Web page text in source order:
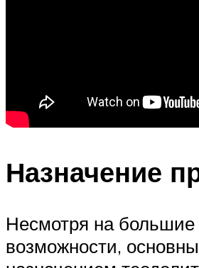
Назначение
Несмотря на большие
возможности,